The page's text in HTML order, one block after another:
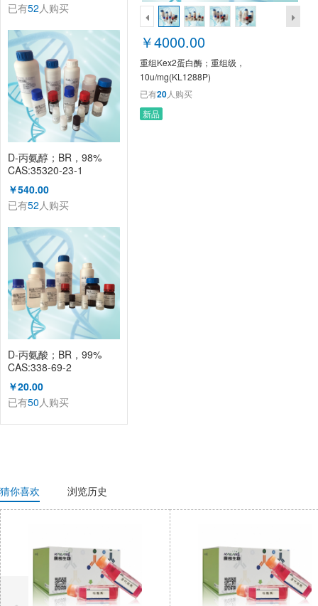
已有52人购买
D-丙氨醇；BR，98%
CAS:35320-23-1
KL1008A
￥540.00
已有52人购买
D-丙氨酸；BR，99%
CAS:338-69-2
（KL1002A）
￥20.00
已有50人购买
￥4000.00
重组Kex2蛋白酶；重组级，
10u/mg(KL1288P)
已有20人购买
新品
猜你喜欢 浏览历史